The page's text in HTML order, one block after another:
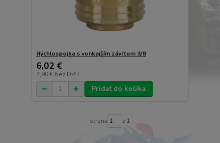
Rýchlospojka s vonkajším závitom 3/8
6,02 €
4,90 € bez DPH
Pridať do košíka
strana z 1